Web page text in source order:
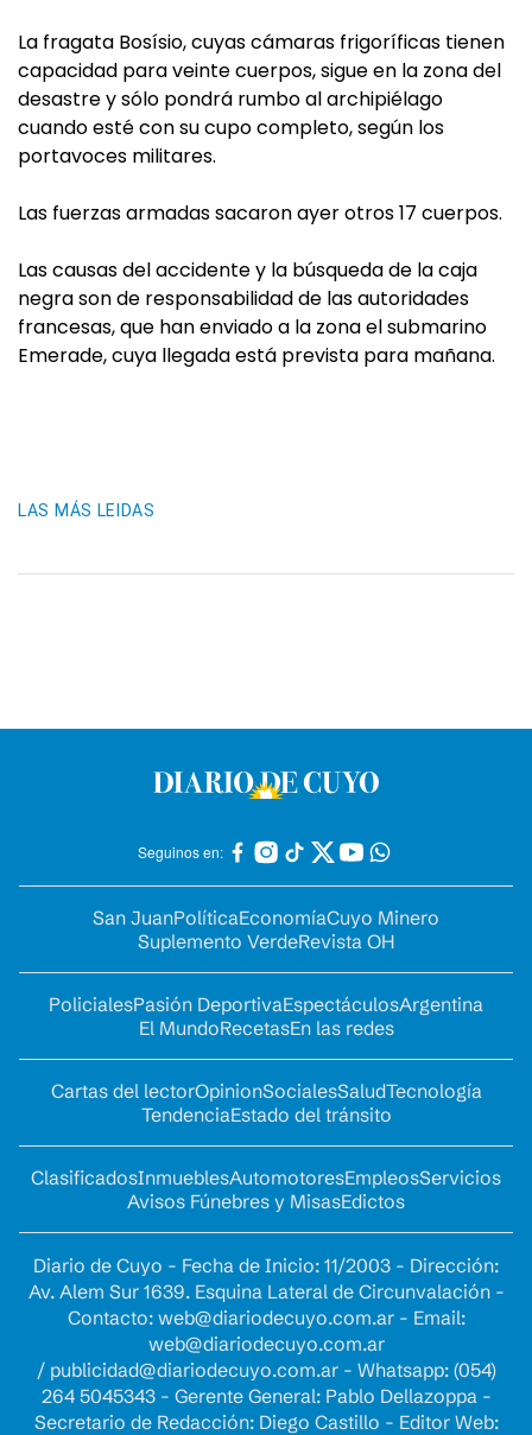
La fragata Bosísio, cuyas cámaras frigoríficas tienen
capacidad para veinte cuerpos, sigue en la zona del
desastre y sólo pondrá rumbo al archipiélago
cuando esté con su cupo completo, según los
portavoces militares.
Las fuerzas armadas sacaron ayer otros 17 cuerpos.
Las causas del accidente y la búsqueda de la caja
negra son de responsabilidad de las autoridades
francesas, que han enviado a la zona el submarino
Emerade, cuya llegada está prevista para mañana.
LAS MÁS LEIDAS
Seguinos en:
San JuanPolíticaEconomíaCuyo Minero
Suplemento VerdeRevista OH
PolicialesPasión DeportivaEspectáculosArgentina
El MundoRecetasEn las redes
Cartas del lectorOpinionSocialesSaludTecnología
TendenciaEstado del tránsito
ClasificadosInmueblesAutomotoresEmpleosServicios
Avisos Fúnebres y MisasEdictos
Diario de Cuyo - Fecha de Inicio: 11/2003 - Dirección:
Av. Alem Sur 1639. Esquina Lateral de Circunvalación -
Contacto: web@diariodecuyo.com.ar- Email:
web@diariodecuyo.com.ar
/ publicidad@diariodecuyo.com.ar- Whatsapp: (054)
264 5045343 - Gerente General: Pablo Dellazoppa -
Secretario de Redacción: Diego Castillo - Editor Web: